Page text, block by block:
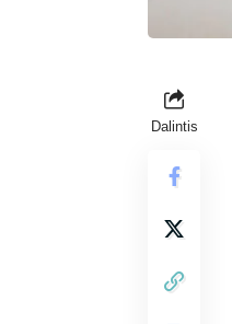
Dalintis